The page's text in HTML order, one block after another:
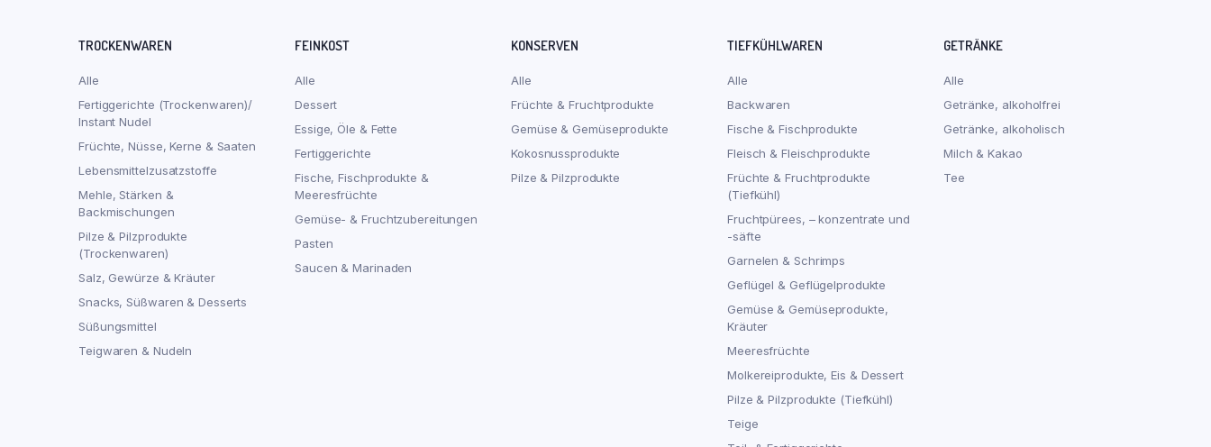
TROCKENWAREN
Alle
Fertiggerichte (Trockenwaren)/
Instant Nudel
Früchte, Nüsse, Kerne & Saaten
Lebensmittelzusatzstoffe
Mehle, Stärken &
Backmischungen
Pilze & Pilzprodukte
(Trockenwaren)
Salz, Gewürze & Kräuter
Snacks, Süßwaren & Desserts
Süßungsmittel
Teigwaren & Nudeln
FEINKOST
Alle
Dessert
Essige, Öle & Fette
Fertiggerichte
Fische, Fischprodukte &
Meeresfrüchte
Gemüse- & Fruchtzubereitungen
Pasten
Saucen & Marinaden
KONSERVEN
Alle
Früchte & Fruchtprodukte
Gemüse & Gemüseprodukte
Kokosnussprodukte
Pilze & Pilzprodukte
TIEFKÜHLWAREN
Alle
Backwaren
Fische & Fischprodukte
Fleisch & Fleischprodukte
Früchte & Fruchtprodukte
(Tiefkühl)
Fruchtpürees, – konzentrate und
-säfte
Garnelen & Schrimps
Geflügel & Geflügelprodukte
Gemüse & Gemüseprodukte,
Kräuter
Meeresfrüchte
Molkereiprodukte, Eis & Dessert
Pilze & Pilzprodukte (Tiefkühl)
Teige
GETRÄNKE
Alle
Getränke, alkoholfrei
Getränke, alkoholisch
Milch & Kakao
Tee